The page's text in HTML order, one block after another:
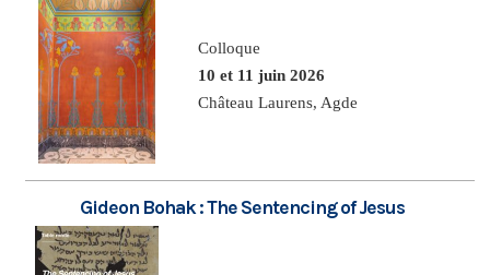
Colloque
10 et 11 juin 2026
Château Laurens, Agde
Gideon Bohak : The Sentencing of Jesus